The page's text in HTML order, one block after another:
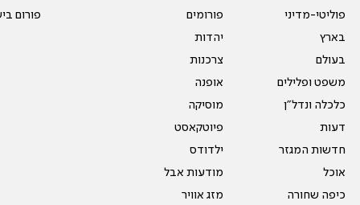
פוליטי-מדיני
בארץ
בעולם
משפט ופלילים
כלכלה ונדל"ן
דעות
חדשות המגזר
אוכל
כיפה שחורה
פורומים
יהדות
צרכנות
אופנה
מוסיקה
פיוטקאסט
ילדודס
מודעות אבל
מזג אוויר
פורום